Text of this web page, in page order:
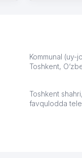
Kommunal (uy-
Toshkent,
Toshkent
favqulodda